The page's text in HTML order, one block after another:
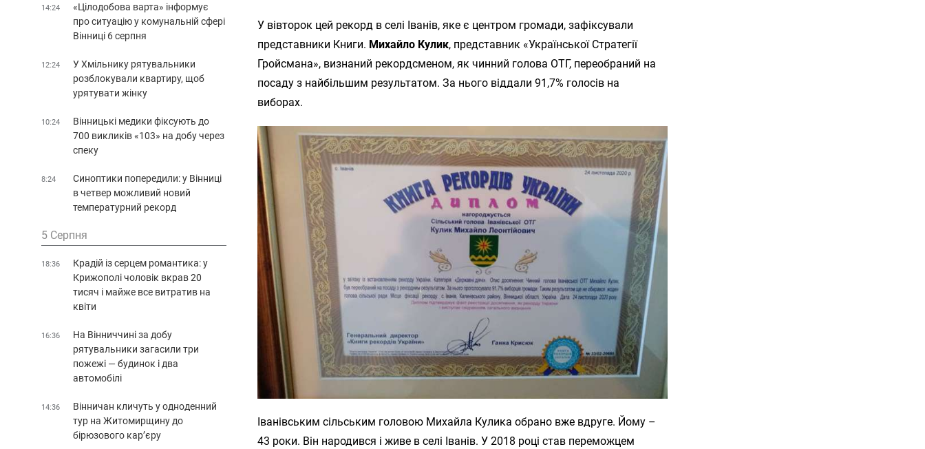
У вівторок цей рекорд в селі Іванів, яке є центром громади, зафіксували
представники Книги. Михайло Кулик, представник «Української Стратегії
Гройсмана», визнаний рекордсменом, як чинний голова ОТГ, переобраний на
посаду з найбільшим результатом. За нього віддали 91,7% голосів на
виборах.
Іванівським сільським головою Михайла Кулика обрано вже вдруге. Йому –
43 роки. Він народився і живе в селі Іванів. У 2018 році став переможцем
14:24
«Цілодобова варта» інформує
про ситуацію у комунальній сфері
Вінниці 6 серпня
12:24
У Хмільнику рятувальники
розблокували квартиру, щоб
урятувати жінку
10:24
Вінницькі медики фіксують до
700 викликів «103» на добу через
спеку
8:24
Синоптики попередили: у Вінниці
в четвер можливий новий
температурний рекорд
5 Серпня
18:36
Крадій із серцем романтика: у
Крижополі чоловік вкрав 20
тисяч і майже все витратив на
квіти
16:36
На Вінниччині за добу
рятувальники загасили три
пожежі — будинок і два
автомобілі
14:36
Вінничан кличуть у одноденний
тур на Житомирщину до
бірюзового кар’єру